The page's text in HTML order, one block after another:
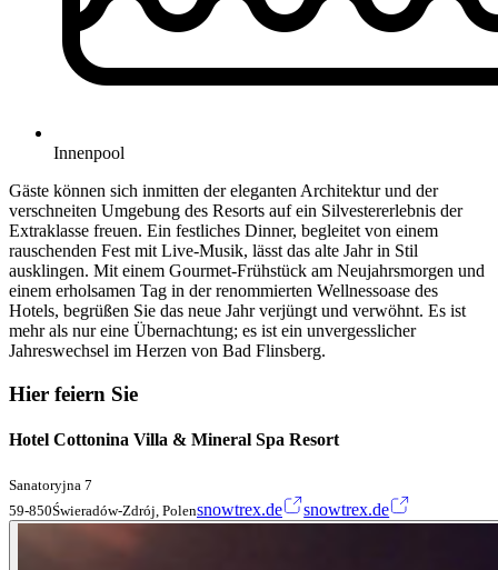
Innenpool
Gäste können sich inmitten der eleganten Architektur und der
verschneiten Umgebung des Resorts auf ein Silvestererlebnis der
Extraklasse freuen. Ein festliches Dinner, begleitet von einem
rauschenden Fest mit Live-Musik, lässt das alte Jahr in Stil
ausklingen. Mit einem Gourmet-Frühstück am Neujahrsmorgen und
einem erholsamen Tag in der renommierten Wellnessoase des
Hotels, begrüßen Sie das neue Jahr verjüngt und verwöhnt. Es ist
mehr als nur eine Übernachtung; es ist ein unvergesslicher
Jahreswechsel im Herzen von Bad Flinsberg.
Hier feiern Sie
Hotel Cottonina Villa & Mineral Spa Resort
Sanatoryjna 7
59-850Świeradów-Zdrój, Polensnowtrex.de snowtrex.de